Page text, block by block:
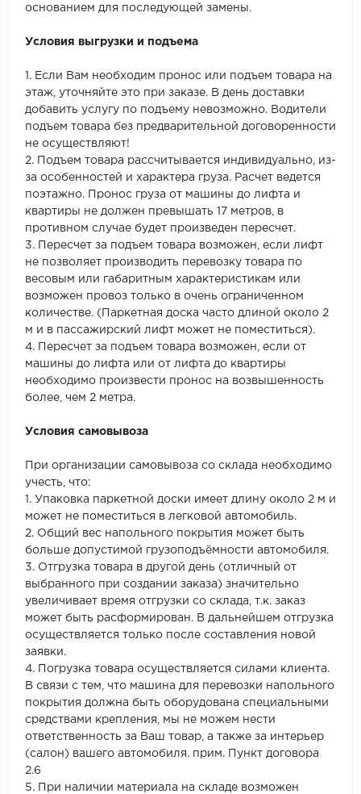
основанием для последующей замены.
Условия выгрузки и подъема
1. Если Вам необходим пронос или подъем товара на
этаж, уточняйте это при заказе. В день доставки
добавить услугу по подъему невозможно. Водители
подъем товара без предварительной договоренности
не осуществляют!
2. Подъем товара рассчитывается индивидуально, из-
за особенностей и характера груза. Расчет ведется
поэтажно. Пронос груза от машины до лифта и
квартиры не должен превышать 17 метров, в
противном случае будет произведен пересчет.
3. Пересчет за подъем товара возможен, если лифт
не позволяет производить перевозку товара по
весовым или габаритным характеристикам или
возможен провоз только в очень ограниченном
количестве. (Паркетная доска часто длиной около 2
м и в пассажирский лифт может не поместиться).
4. Пересчет за подъем товара возможен, если от
машины до лифта или от лифта до квартиры
необходимо произвести пронос на возвышенность
более, чем 2 метра.
Условия самовывоза
При организации самовывоза со склада необходимо
учесть, что:
1. Упаковка паркетной доски имеет длину около 2 м и
может не поместиться в легковой автомобиль.
2. Общий вес напольного покрытия может быть
больше допустимой грузоподъёмности автомобиля.
3. Отгрузка товара в другой день (отличный от
выбранного при создании заказа) значительно
увеличивает время отгрузки со склада, т.к. заказ
может быть расформирован. В дальнейшем отгрузка
осуществляется только после составления новой
заявки.
4. Погрузка товара осуществляется силами клиента.
В связи с тем, что машина для перевозки напольного
покрытия должна быть оборудована специальными
средствами крепления, мы не можем нести
ответственность за Ваш товар, а также за интерьер
(салон) вашего автомобиля. прим. Пункт договора
2.6
5. При наличии материала на складе возможен